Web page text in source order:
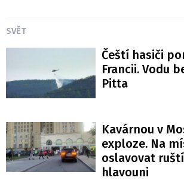
SVĚT
Čeští hasiči
Francii. Vodu
Pitta
Kavárnou v
exploze. Na
oslavovat
hlavouni